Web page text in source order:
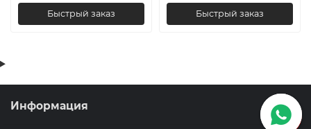
Быстрый заказ Быстрый заказ
Информация